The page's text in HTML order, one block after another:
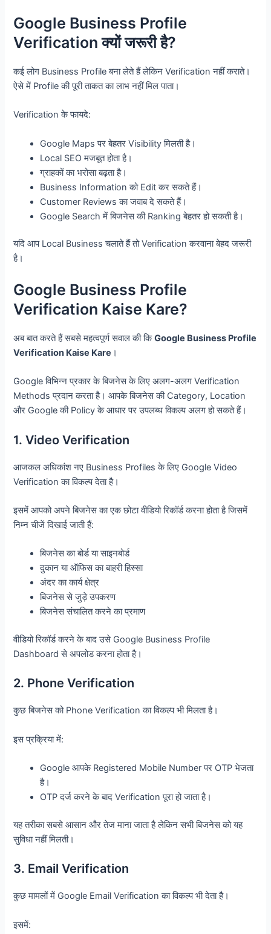
Google Business Profile
Verification क्यों जरूरी है?
कई लोग Business Profile बना लेते हैं लेकिन Verification नहीं कराते।
ऐसे में Profile की पूरी ताकत का लाभ नहीं मिल पाता।
Verification के फायदे:
Google Maps पर बेहतर Visibility मिलती है।
Local SEO मजबूत होता है।
ग्राहकों का भरोसा बढ़ता है।
Business Information को Edit कर सकते हैं।
Customer Reviews का जवाब दे सकते हैं।
Google Search में बिजनेस की Ranking बेहतर हो सकती है।
यदि आप Local Business चलाते हैं तो Verification करवाना बेहद जरूरी
है।
Google Business Profile
Verification Kaise Kare?
अब बात करते हैं सबसे महत्वपूर्ण सवाल की किGoogle Business Profile
Verification Kaise Kare ।
Google विभिन्न प्रकार के बिजनेस के लिए अलग-अलग Verification
Methods प्रदान करता है। आपके बिजनेस की Category, Location
और Google की Policy के आधार पर उपलब्ध विकल्प अलग हो सकते हैं।
1. Video Verification
आजकल अधिकांश नए Business Profiles के लिए Google Video
Verification का विकल्प देता है।
इसमें आपको अपने बिजनेस का एक छोटा वीडियो रिकॉर्ड करना होता है जिसमें
निम्न चीजें दिखाई जाती हैं:
बिजनेस का बोर्ड या साइनबोर्ड
दुकान या ऑफिस का बाहरी हिस्सा
अंदर का कार्य क्षेत्र
बिजनेस से जुड़े उपकरण
बिजनेस संचालित करने का प्रमाण
वीडियो रिकॉर्ड करने के बाद उसे Google Business Profile
Dashboard से अपलोड करना होता है।
2. Phone Verification
कुछ बिजनेस को Phone Verification का विकल्प भी मिलता है।
इस प्रक्रिया में:
Google आपके Registered Mobile Number पर OTP भेजता
है।
OTP दर्ज करने के बाद Verification पूरा हो जाता है।
यह तरीका सबसे आसान और तेज माना जाता है लेकिन सभी बिजनेस को यह
सुविधा नहीं मिलती।
3. Email Verification
कुछ मामलों में Google Email Verification का विकल्प भी देता है।
इसमें: